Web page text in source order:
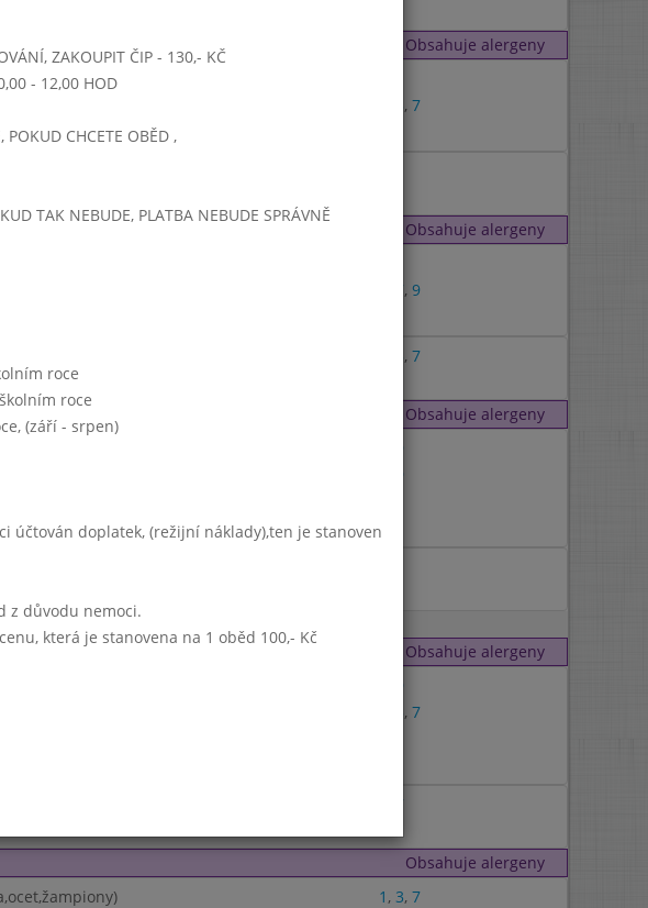
Obsahuje alergeny
, 7
Obsahuje alergeny
, 9
, 7
Obsahuje alergeny
7
Obsahuje alergeny
, 7
Obsahuje alergeny
1 , 3, 7
ZAKOUPIT ČIP - 130,- KČ
- 12,00 HOD
POKUD CHCETE OBĚD ,
TAK NEBUDE, PLATBA NEBUDE SPRÁVNĚ
roce
roce
(září - srpen)
účtován doplatek, (režijní náklady),ten je stanoven
z důvodu nemoci.
která je stanovena na 1 oběd 100,- Kč